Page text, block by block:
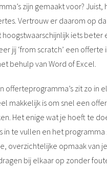
zijn gemaakt voor? Juist,
Vertrouw er daarom op
iets beter
jij ‘from scratch’ een offerte
behulp van Word of Excel.
offerteprogramma’s zit zo in
makkelijk is om snel een
Het enige wat je hoeft te
in te vullen en het
overzichtelijke opmaak van
bij elkaar op zonder